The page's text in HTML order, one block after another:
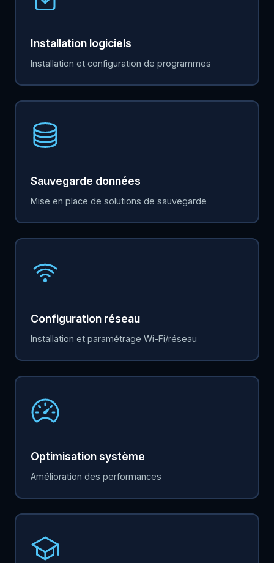
Installation logiciels
Installation et configuration de programmes
Sauvegarde données
Mise en place de solutions de sauvegarde
Configuration réseau
Installation et paramétrage Wi-Fi/réseau
Optimisation système
Amélioration des performances